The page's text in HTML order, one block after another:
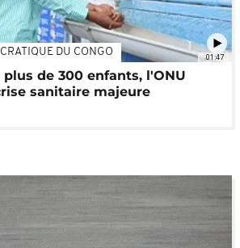
01:47
DU CONGO
plus de 300 enfants, l'ONU
sanitaire majeure